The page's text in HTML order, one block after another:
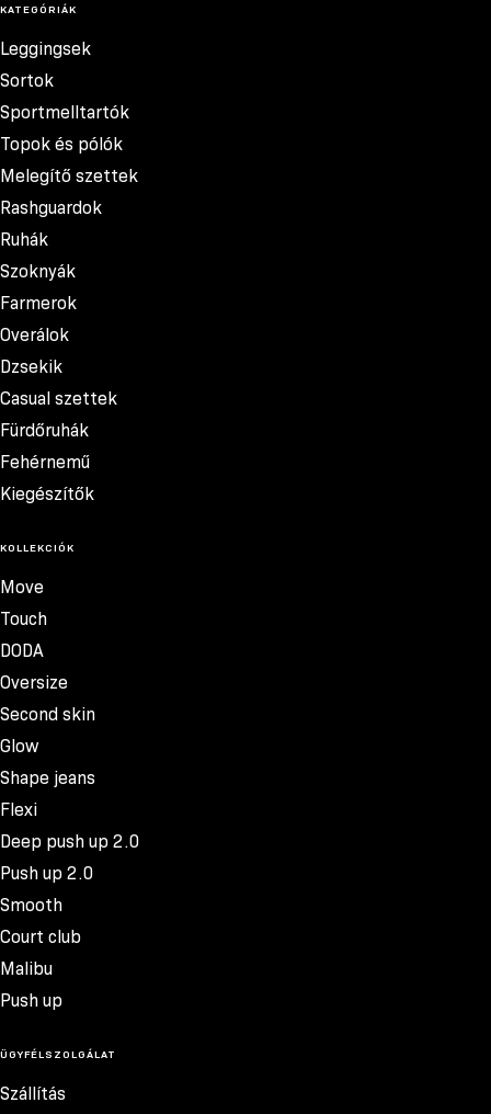
KATEGÓRIÁK
Leggingsek
Sortok
Sportmelltartók
Topok és pólók
Melegítő szettek
Rashguardok
Ruhák
Szoknyák
Farmerok
Overálok
Dzsekik
Casual szettek
Fürdőruhák
Fehérnemű
Kiegészítők
KOLLEKCIÓK
Move
Touch
DODA
Oversize
Second skin
Glow
Shape jeans
Flexi
Deep push up 2.0
Push up 2.0
Smooth
Court club
Malibu
Push up
ÜGYFÉLSZOLGÁLAT
Szállítás